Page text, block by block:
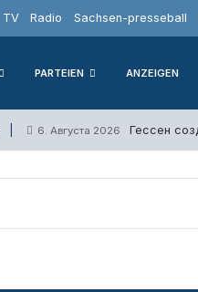
TV Radio Sachsen-presseball
PARTEIEN ANZEIGEN
6. Августа 2026 Гессен